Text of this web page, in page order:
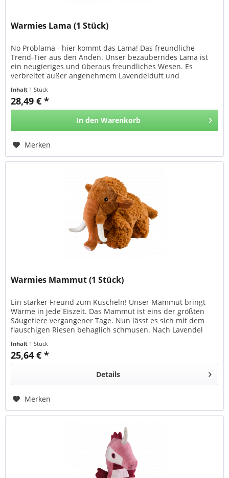
Warmies Lama (1 Stück)
No Problama - hier kommt das Lama! Das freundliche
Trend-Tier aus den Anden. Unser bezauberndes Lama ist
ein neugieriges und überaus freundliches Wesen. Es
verbreitet außer angenehmem Lavendelduft und
Inhalt 1 Stück
28,49 € *
In den Warenkorb
Merken
Warmies Mammut (1 Stück)
Ein starker Freund zum Kuscheln! Unser Mammut bringt
Wärme in jede Eiszeit. Das Mammut ist eins der größten
Säugetiere vergangener Tage. Nun lässt es sich mit dem
flauschigen Riesen behaglich schmusen. Nach Lavendel
Inhalt 1 Stück
25,64 € *
Details
Merken